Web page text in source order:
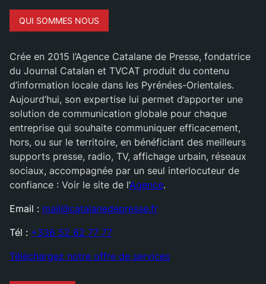
QUI SOMMES NOUS
Crée en 2015 l’Agence Catalane de Presse, fondatrice
du Journal Catalan et TVCAT produit du contenu
d’information locale dans les Pyrénées-Orientales.
Aujourd’hui, son expertise lui permet d’apporter une
solution de communication globale pour chaque
entreprise qui souhaite communiquer efficacement,
hors, ou sur le territoire, en bénéficiant des meilleurs
supports presse, radio, TV, affichage urbain, réseaux
sociaux, accompagnée par un seul interlocuteur de
confiance : Voir le site de l’Agence.
Email : mail@catalanedepresse.fr
Tél : +336 52 62 77 77
Téléchargez notre offre de services